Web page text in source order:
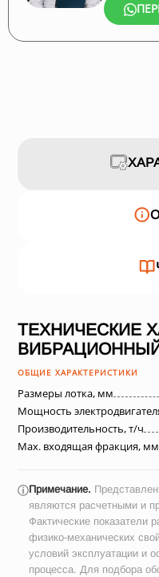
ТЕХНИЧЕСКИЕ
ВИБРАЦИОННЫЙ
ОБЩИЕ ХАРАКТЕРИСТИКИ
Размеры лотка, мм
Мощность
Производительность, т/ч
Max. входящая фракция, мм
ⓘПримечание.
являются расчетными и
Фактические показатели
физико-механических
условий эксплуатации и
процесса. Для подбора